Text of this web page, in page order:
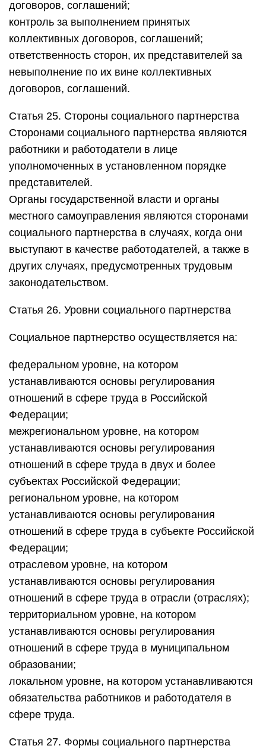
договоров, соглашений;
контроль за выполнением принятых
коллективных договоров, соглашений;
ответственность сторон, их представителей за
невыполнение по их вине коллективных
договоров, соглашений.
Статья 25. Стороны социального партнерства
Сторонами социального партнерства являются
работники и работодатели в лице
уполномоченных в установленном порядке
представителей.
Органы государственной власти и органы
местного самоуправления являются сторонами
социального партнерства в случаях, когда они
выступают в качестве работодателей, а также в
других случаях, предусмотренных трудовым
законодательством.
Статья 26. Уровни социального партнерства
Социальное партнерство осуществляется на:
федеральном уровне, на котором
устанавливаются основы регулирования
отношений в сфере труда в Российской
Федерации;
межрегиональном уровне, на котором
устанавливаются основы регулирования
отношений в сфере труда в двух и более
субъектах Российской Федерации;
региональном уровне, на котором
устанавливаются основы регулирования
отношений в сфере труда в субъекте Российской
Федерации;
отраслевом уровне, на котором
устанавливаются основы регулирования
отношений в сфере труда в отрасли (отраслях);
территориальном уровне, на котором
устанавливаются основы регулирования
отношений в сфере труда в муниципальном
образовании;
локальном уровне, на котором устанавливаются
обязательства работников и работодателя в
сфере труда.
Статья 27. Формы социального партнерства